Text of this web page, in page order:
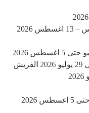
عروض خير زمان اليوم 2 اغسطس – 13 اغسطس 2026